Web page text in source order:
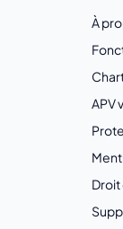
À
APV